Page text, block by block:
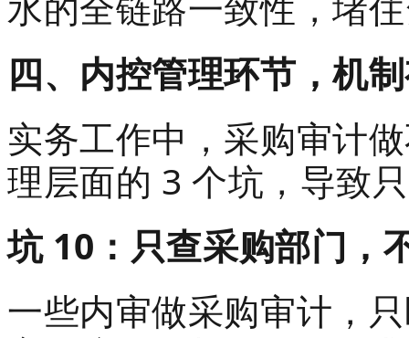
四、内控管理环节，机
实务工作中，采购审计
理层面的 3 个坑，导致
坑 10：只查采购部门，
一些内审做采购审计，